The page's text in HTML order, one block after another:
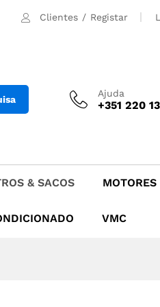
Clientes / Registar
Ajuda
+351 220
& SACOS
VMC
29.90 €